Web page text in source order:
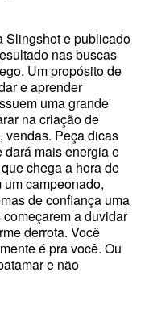
Slingshot e publicado
nas buscas
Um propósito de
e aprender
uma grande
na criação de
vendas. Peça dicas
dará mais energia e
chega a hora de
campeonado,
de confiança uma
a duvidar
derrota. Você
é pra você. Ou
e não